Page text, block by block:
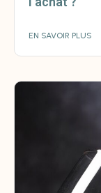
EN SAVOIR PLUS